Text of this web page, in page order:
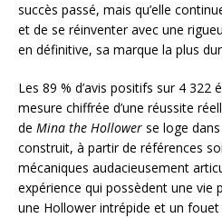
succès passé, mais qu’elle
et de se réinventer avec une
en définitive, sa marque la plus
Les 89 % d’avis positifs sur 4 322
mesure chiffrée d’une réussite
de Mina the Hollower se loge
construit, à partir de références
mécaniques audacieusement
expérience qui possèdent une
une Hollower intrépide et un fouet